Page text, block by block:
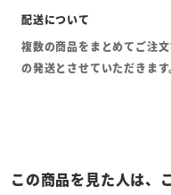
複数の商品をまとめてご注
の発送とさせていただきます
この商品を見た人は、